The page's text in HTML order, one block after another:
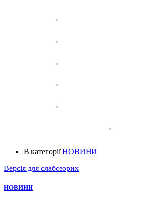
В категоріїНОВИНИ
Версія для слабозорих
НОВИНИ